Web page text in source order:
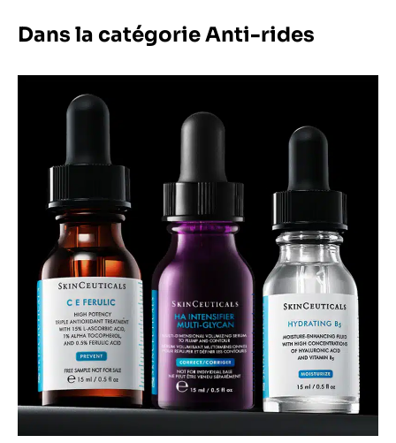
Dans la catégorie Anti-rides